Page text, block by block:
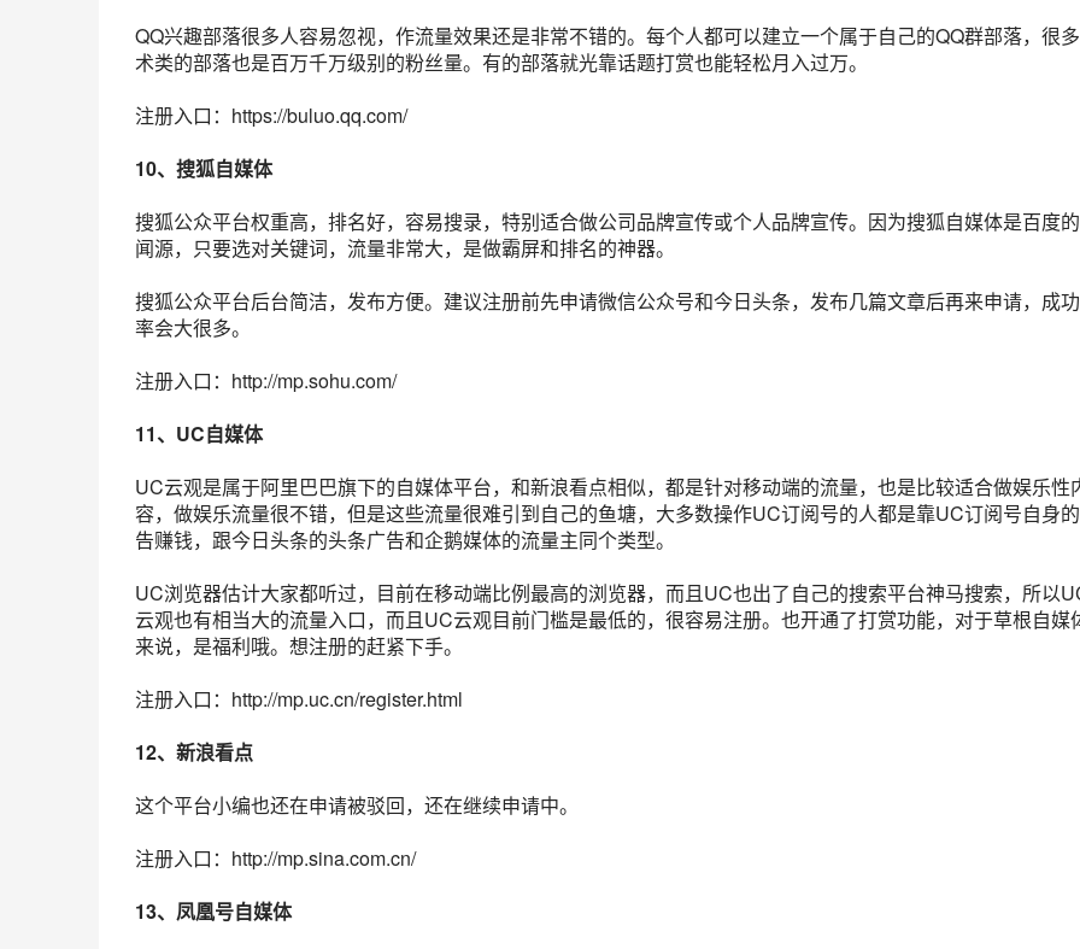
QQ兴趣部落很多人容易忽视，作流量效果还是非常不错的。每个人都可以建立一个属于自己的QQ群部落，很
术类的部落也是百万千万级别的粉丝量。有的部落就光靠话题打赏也能轻松月入过万。
注册入口：https://buluo.qq.com/
10、搜狐自媒体
搜狐公众平台权重高，排名好，容易搜录，特别适合做公司品牌宣传或个人品牌宣传。因为搜狐自媒体是百度
闻源，只要选对关键词，流量非常大，是做霸屏和排名的神器。
搜狐公众平台后台简洁，发布方便。建议注册前先申请微信公众号和今日头条，发布几篇文章后再来申请，成
率会大很多。
注册入口：http://mp.sohu.com/
11、 UC自媒体
UC云观是属于阿里巴巴旗下的自媒体平台，和新浪看点相似，都是针对移动端的流量，也是比较适合做娱乐性
容，做娱乐流量很不错，但是这些流量很难引到自己的鱼塘，大多数操作UC订阅号的人都是靠UC订阅号自身
告赚钱，跟今日头条的头条广告和企鹅媒体的流量主同个类型。
UC浏览器估计大家都听过，目前在移动端比例最高的浏览器，而且UC也出了自己的搜索平台神马搜索，所以
云观也有相当大的流量入口，而且UC云观目前门槛是最低的，很容易注册。也开通了打赏功能，对于草根自媒
来说，是福利哦。想注册的赶紧下手。
注册入口：http://mp.uc.cn/register.html
12、新浪看点
这个平台小编也还在申请被驳回，还在继续申请中。
注册入口：http://mp.sina.com.cn/
13、凤凰号自媒体